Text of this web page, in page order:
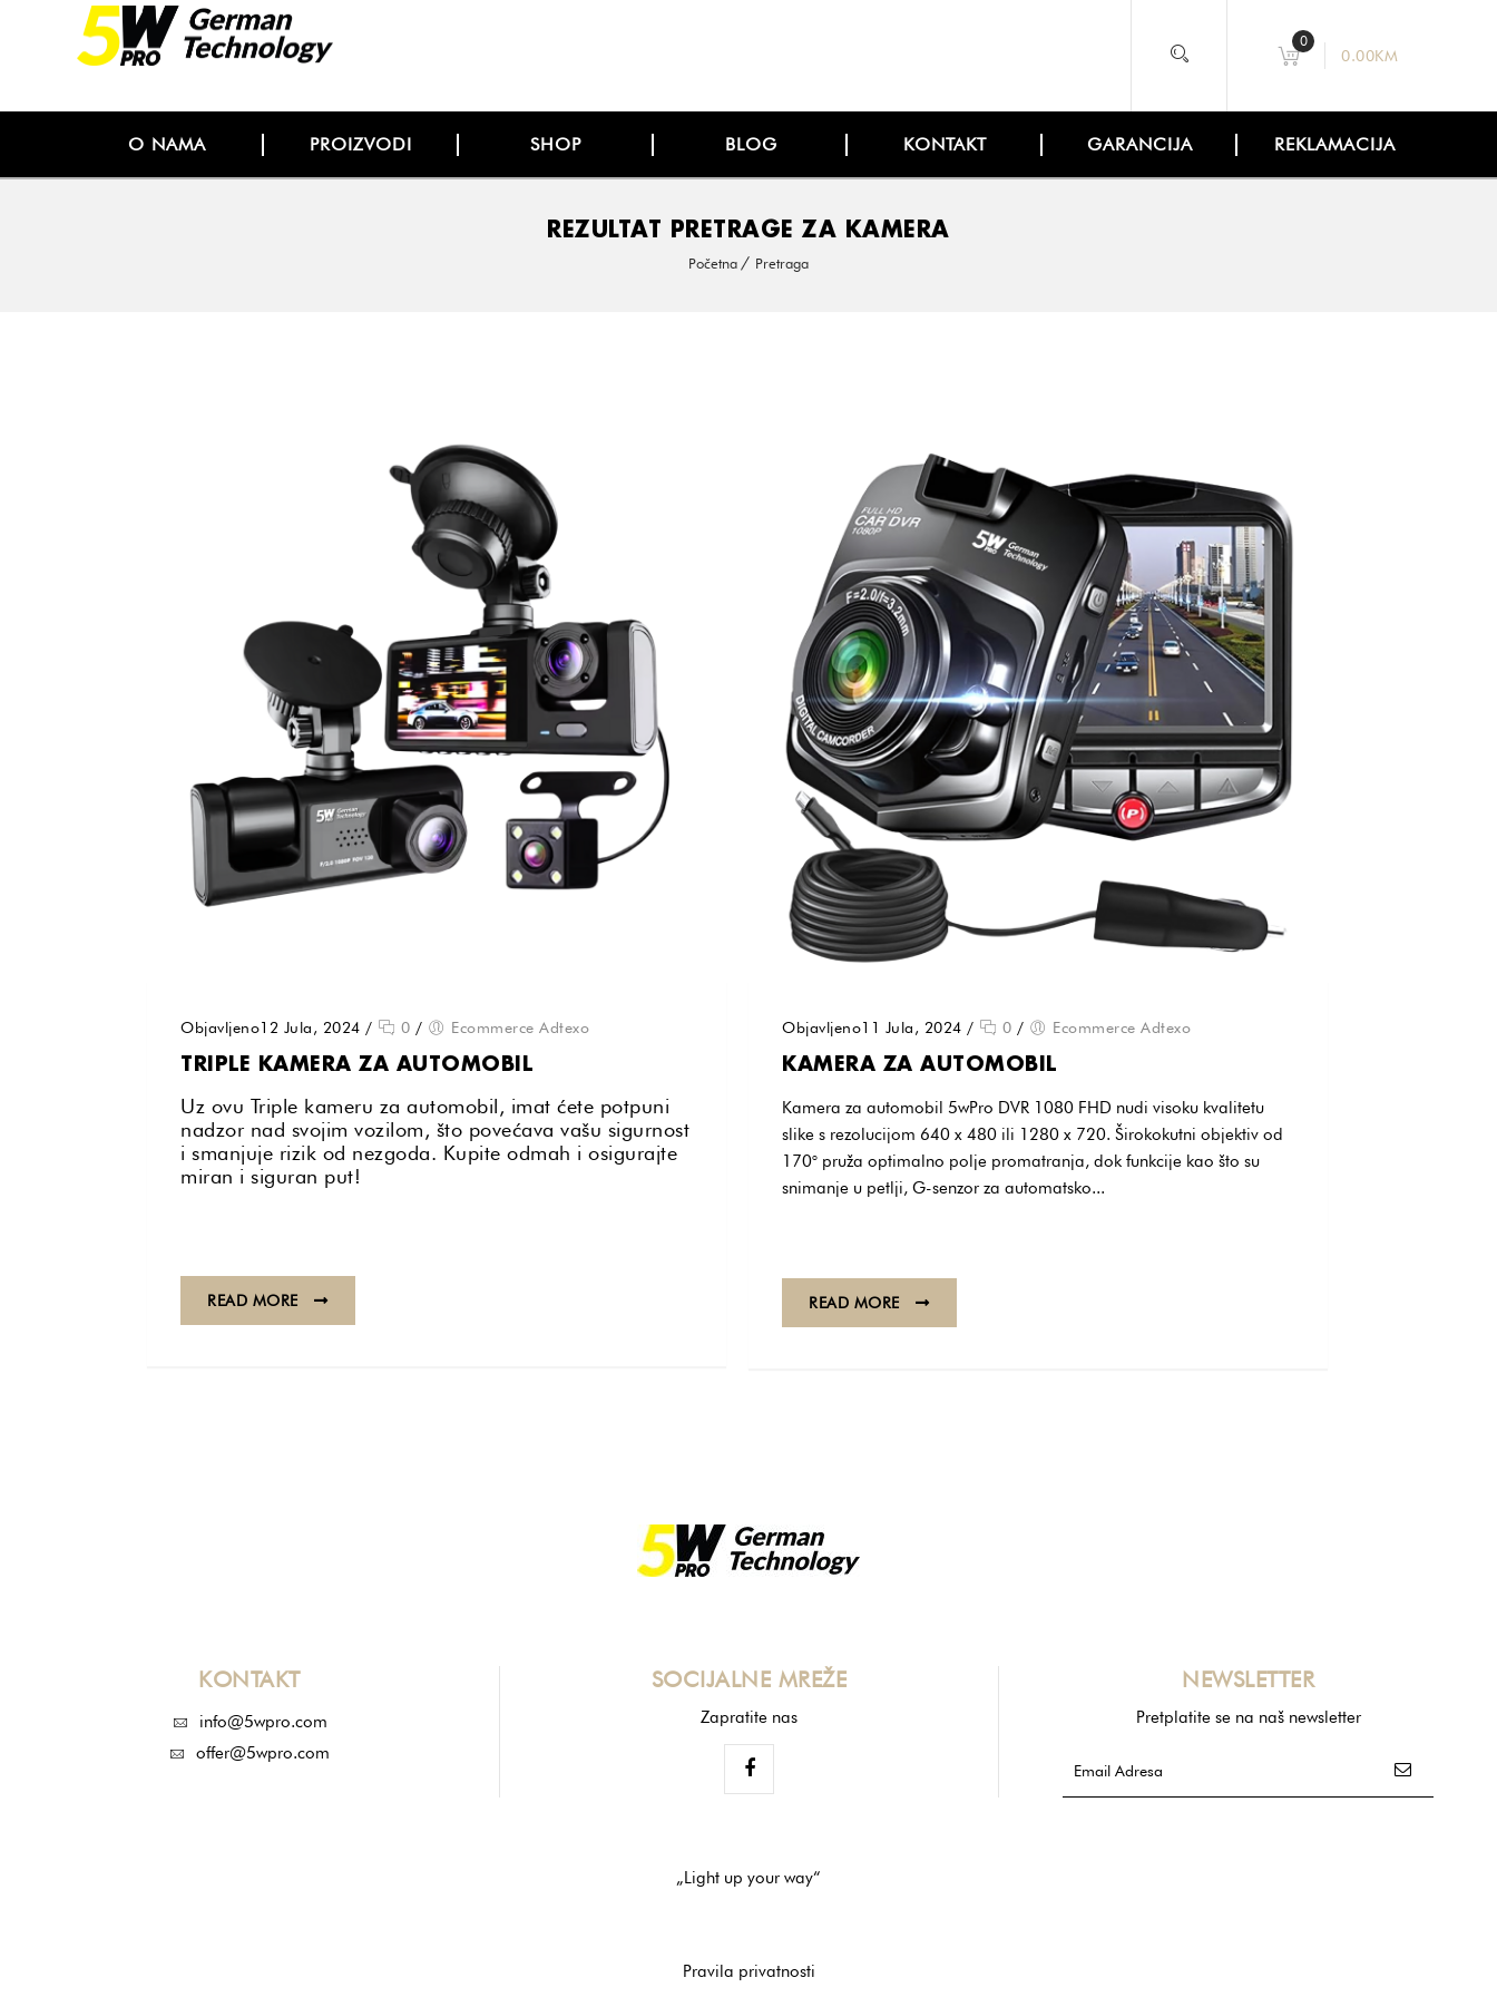
0
0.00KM
O NAMA PROIZVODI SHOP BLOG KONTAKT GARANCIJA REKLAMACIJA
REZULTAT PRETRAGE ZA KAMERA
Početna Pretraga
Objavljeno12 Jula, 2024 / 0 / Ecommerce Adtexo
TRIPLE KAMERA ZA AUTOMOBIL
Uz ovu Triple kameru za automobil, imat ćete potpuni
nadzor nad svojim vozilom, što povećava vašu sigurnost
i smanjuje rizik od nezgoda. Kupite odmah i osigurajte
miran i siguran put!
READ MORE
Objavljeno11 Jula, 2024 / 0 / Ecommerce Adtexo
KAMERA ZA AUTOMOBIL
Kamera za automobil 5wPro DVR 1080 FHD nudi visoku kvalitetu
slike s rezolucijom 640 x 480 ili 1280 x 720. Širokokutni objektiv od
170° pruža optimalno polje promatranja, dok funkcije kao što su
snimanje u petlji, G-senzor za automatsko...
READ MORE
KONTAKT
info@5wpro.com
offer@5wpro.com
SOCIJALNE MREŽE
Zapratite nas
NEWSLETTER
Pretplatite se na naš newsletter
„Light up your way“
Pravila privatnosti